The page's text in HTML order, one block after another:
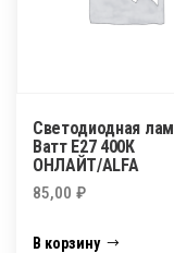
Светодиодная
Ватт Е27 400К
ОНЛАЙТ/ALFA
85,00 ₽
В корзину